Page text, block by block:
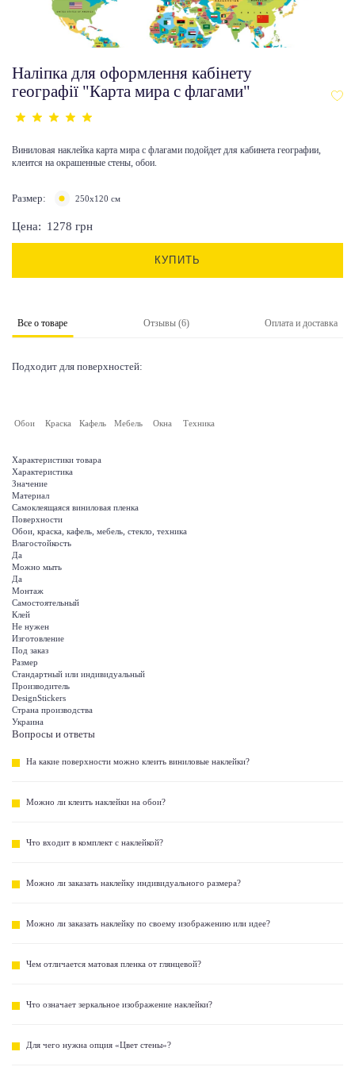
Наліпка для оформлення кабінету
географії "Карта мира с флагами"
Виниловая наклейка карта мира с флагами подойдет для кабинета географии,
клеится на окрашенные стены, обои.
Размер: 250х120 см
Цена: 1278 грн
КУПИТЬ
Все о товаре Отзывы (6) Оплата и доставка
Подходит для поверхностей:
Обои Краска Кафель Мебель Окна Техника
Характеристики товара
Характеристика
Значение
Материал
Самоклеящаяся виниловая пленка
Поверхности
Обои, краска, кафель, мебель, стекло, техника
Влагостойкость
Да
Можно мыть
Да
Монтаж
Самостоятельный
Клей
Не нужен
Изготовление
Под заказ
Размер
Стандартный или индивидуальный
Производитель
DesignStickers
Страна производства
Украина
Вопросы и ответы
На какие поверхности можно клеить виниловые наклейки?
Можно ли клеить наклейки на обои?
Что входит в комплект с наклейкой?
Можно ли заказать наклейку индивидуального размера?
Можно ли заказать наклейку по своему изображению или идее?
Чем отличается матовая пленка от глянцевой?
Что означает зеркальное изображение наклейки?
Для чего нужна опция «Цвет стены»?